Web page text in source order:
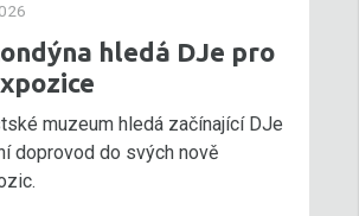
hledá DJe pro
muzeum hledá začínající DJe
doprovod do svých nově